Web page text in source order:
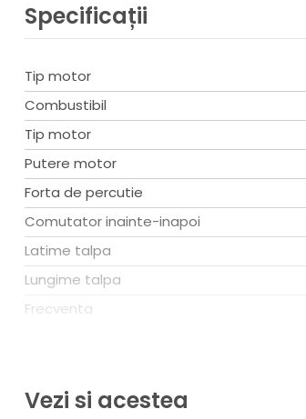
Specificații
Tip motor
Combustibil
Tip motor
Putere motor
Forta de percutie
Comutator inainte-inapoi
Latime talpa
Lungime talpa
Frecventa
Greutate
Vezi si acestea